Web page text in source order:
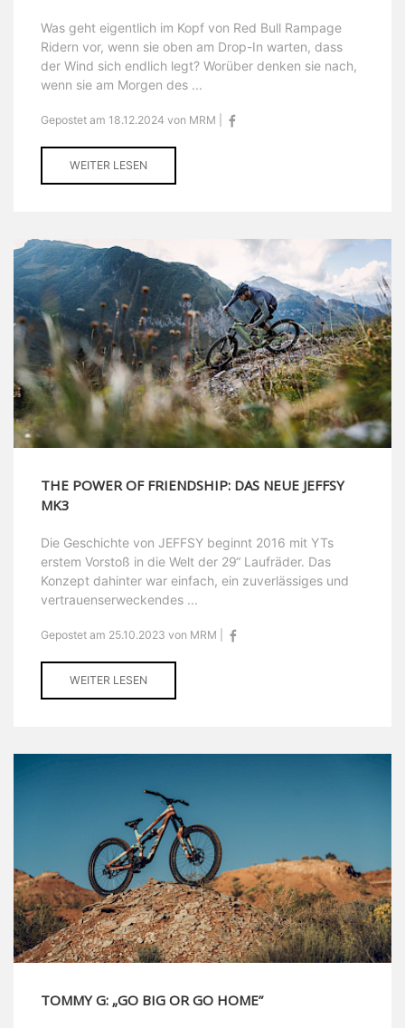
Was geht eigentlich im Kopf von Red Bull Rampage
Ridern vor, wenn sie oben am Drop-In warten, dass
der Wind sich endlich legt? Worüber denken sie nach,
wenn sie am Morgen des ...
Gepostet am 18.12.2024 von MRM |
WEITER LESEN
THE POWER OF FRIENDSHIP: DAS NEUE JEFFSY
MK3
Die Geschichte von JEFFSY beginnt 2016 mit YTs
erstem Vorstoß in die Welt der 29“ Laufräder. Das
Konzept dahinter war einfach, ein zuverlässiges und
vertrauenserweckendes ...
Gepostet am 25.10.2023 von MRM |
WEITER LESEN
TOMMY G: „GO BIG OR GO HOME”